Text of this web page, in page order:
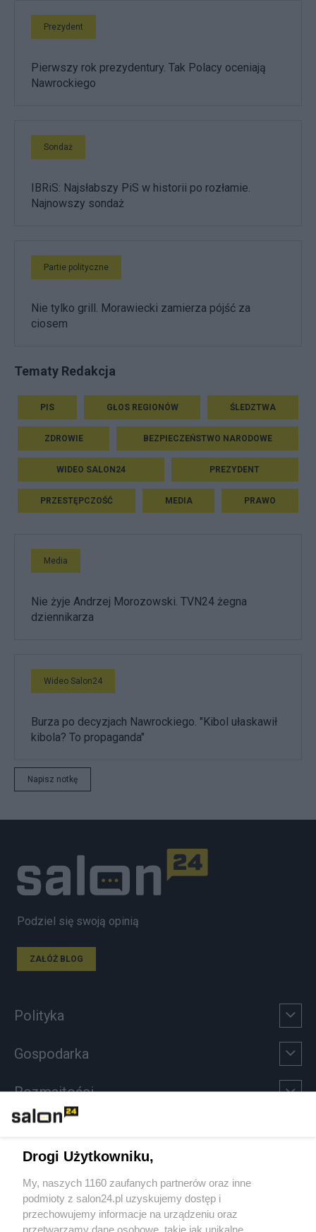
Prezydent
Pierwszy rok prezydentury. Tak Polacy oceniają
Nawrockiego
Sondaż
IBRiS: Najsłabszy PiS w historii po rozłamie.
Najnowszy sondaż
Partie polityczne
Nie tylko grill. Morawiecki zamierza pójść za
ciosem
Tematy Redakcja
PIS GŁOS REGIONÓW ŚLEDZTWA
ZDROWIE BEZPIECZEŃSTWO NARODOWE
WIDEO SALON24 PREZYDENT
PRZESTĘPCZOŚĆ MEDIA PRAWO
Media
Nie żyje Andrzej Morozowski. TVN24 żegna
dziennikarza
Wideo Salon24
Burza po decyzjach Nawrockiego. "Kibol ułaskawił
kibola? To propaganda"
Napisz notkę
Podziel się swoją opinią
ZAŁÓŻ BLOG
Polityka
Gospodarka
Rozmaitości
Sport
Społeczeństwo
Drogi Użytkowniku,
My, naszych 1160 zaufanych partnerów oraz inne
podmioty z salon24.pl uzyskujemy dostęp i
przechowujemy informacje na urządzeniu oraz
przetwarzamy dane osobowe, takie jak unikalne